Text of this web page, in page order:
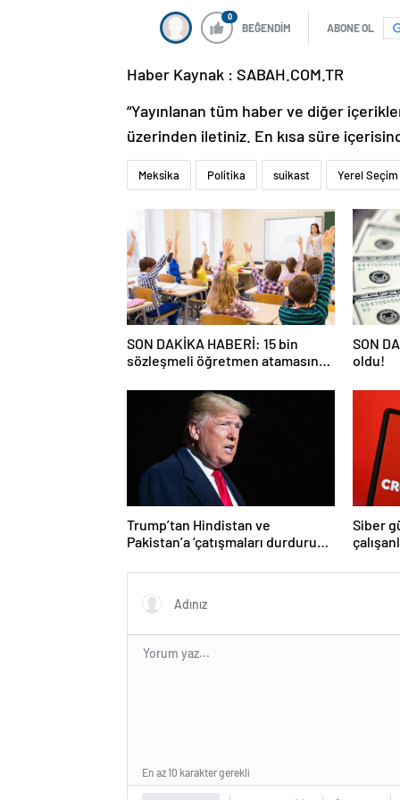
0
BEĞENDİM ABONE OL
Haber Kaynak : SABAH.COM.TR
“Yayınlanan tüm haber ve diğer
üzerinden iletiniz. En kısa süre
Meksika Politika suikast Yerel Seçim
SON DAKİKA HABERİ: 15 bin
sözleşmeli öğretmen atamasında
açıklandı
SON
oldu!
Trump’tan Hindistan ve
Pakistan’a ‘çatışmaları durdurun’
Siber
En az 10 karakter gerekli